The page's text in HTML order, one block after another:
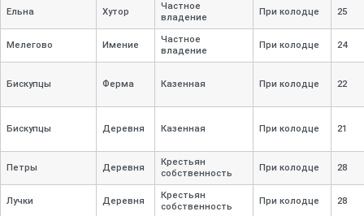
Ельна Хутор
Частное
владение
При колодце 25
Мелегово Имение
Частное
владение
При колодце 24
Бискупцы Ферма Казенная При колодце 22
Бискупцы Деревня Казенная При колодце 21
Петры Деревня
Крестьян
собственность
При колодце 28
Лучки Деревня
Крестьян
собственность
При колодце 28